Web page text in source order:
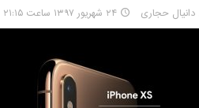
دانیال حجاری ۲۴ شهریور ۱۳۹۷ ساعت ۲۱:۱۵